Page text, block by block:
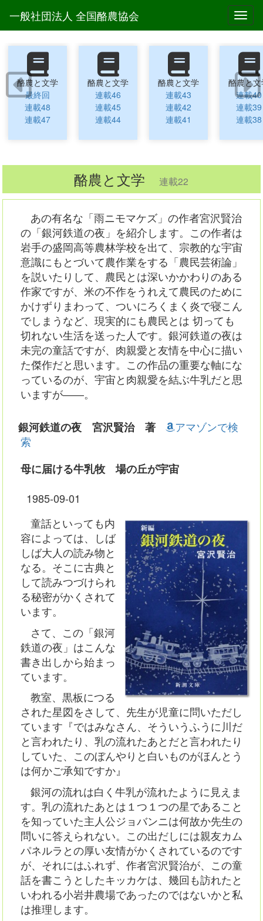
一般社団法人 全国酪農協会
酪農と文学
最終回
連載48
連載47
酪農と文学
連載46
連載45
連載44
酪農と文学
連載43
連載42
連載41
酪農と
連載40
連載39
連載38
酪農と文学連載22
あの有名な「雨ニモマケズ」の作者宮沢賢治
の「銀河鉄道の夜」を紹介します。この作者は
岩手の盛岡高等農林学校を出て、宗教的な宇宙
意識にもとづいて農作業をする「農民芸術論」
を説いたりして、農民とは深いかかわりのある
作家ですが、米の不作をうれえて農民のために
かけずりまわって、ついにろくまく炎で寝こん
でしまうなど、現実的にも農民とは 切っても
切れない生活を送った人です。銀河鉄道の夜は
未完の童話ですが、肉親愛と友情を中心に描い
た傑作だと思います。この作品の重要な軸にな
っているのが、宇宙と肉親愛を結ぶ牛乳だと思
いますが――。
銀河鉄道の夜 宮沢賢治 著
アマゾンで検
索
母に届ける牛乳牧 場の丘が宇宙
1985-09-01
童話といっても内
容によっては、しば
しば大人の読み物と
なる。そこに古典と
して読みつづけられ
る秘密がかくされて
います。
さて、この「銀河
鉄道の夜」はこんな
書き出しから始まっ
ています。
教室、黒板につる
された星図をさして、先生が児童に問いただし
ています『ではみなさん、そういうふうに川だ
と言われたり、乳の流れたあとだと言われたり
していた、このぼんやりと白いものがほんとう
は何かご承知ですか』
銀河の流れは白く牛乳が流れたように見えま
す。乳の流れたあとは１つ１つの星であること
を知っていた主人公ジョバンニは何故か先生の
問いに答えられない。この出だしには親友カム
パネルラとの厚い友情がかくされているのです
が、それにはふれず、作者宮沢賢治が、この童
話を書こうとしたキッカケは、幾回も訪れたと
いわれる小岩井農場であったのではないかと私
は推理します。